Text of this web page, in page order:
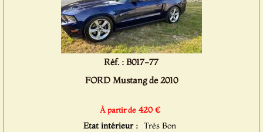
Réf. : B017-77
FORD Mustang de 2010
À partir de 420 €
Etat intérieur : Très Bon